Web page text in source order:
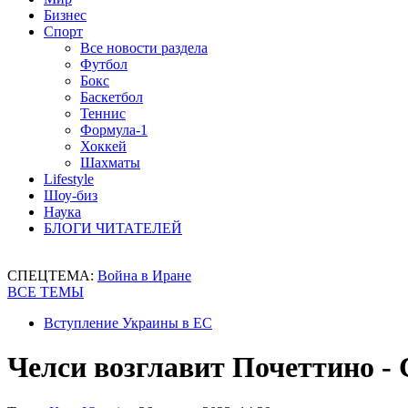
Бизнес
Спорт
Все новости раздела
Футбол
Бокс
Баскетбол
Теннис
Формула-1
Хоккей
Шахматы
Lifestyle
Шоу-биз
Наука
БЛОГИ ЧИТАТЕЛЕЙ
СПЕЦТЕМА: Война в Иране
ВСЕ ТЕМЫ
Вступление Украины в ЕС
Челси возглавит Почеттино